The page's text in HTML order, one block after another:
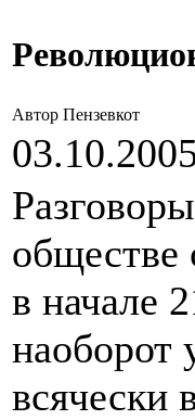
Автор Пензевкот
обществе
в начале
наоборот
всячески